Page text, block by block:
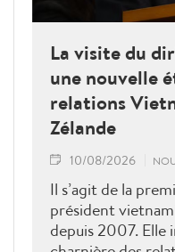
La visite du
une nouvelle
relations
Zélande
10/08/2026
Il s’agit de la
président
depuis 2007.